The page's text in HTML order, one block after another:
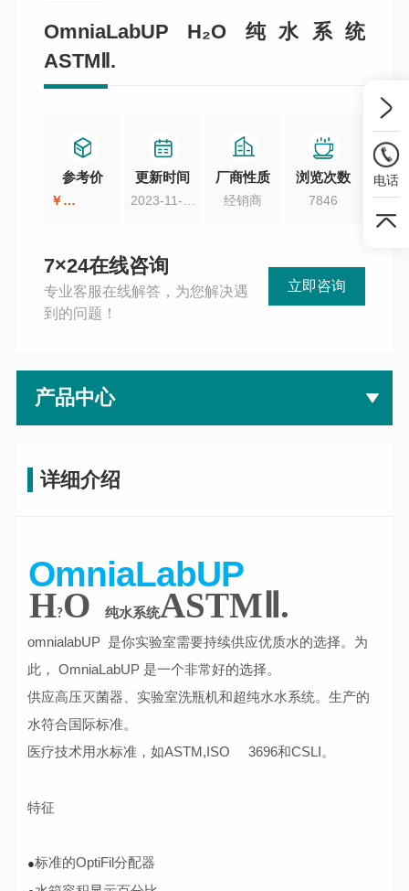
OmniaLabUP H₂O 纯水系统
ASTMⅡ.
参考价
￥
更新时间 厂商性质
经销商
浏览次数
7846
7×24在线咨询
专业客服在线解答，为您解决遇
到的问题！
立即咨询
产品中心
详细介绍
OmniaLabUP
H?O 纯水系统ASTMⅡ.
omnialabUP 是你实验室需要持续供应优质水的选择。为
此， OmniaLabUP 是一个非常好的选择。
供应高压灭菌器、实验室洗瓶机和超纯水水系统。生产的
水符合国际标准。
医疗技术用水标准，如ASTM,ISO 3696和CSLI。
特征
●标准的OptiFil分配器
电话